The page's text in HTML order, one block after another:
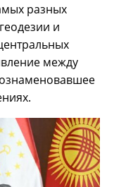
разных
и
между